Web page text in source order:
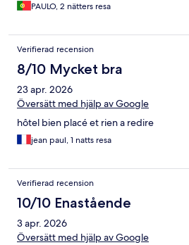
PAULO, 2 nätters resa
Verifierad recension
8/10 Mycket bra
23 apr. 2026
Översätt med hjälp av Google
hôtel bien placé et rien a redire
jean paul, 1 natts resa
Verifierad recension
10/10 Enastående
3 apr. 2026
Översätt med hjälp av Google